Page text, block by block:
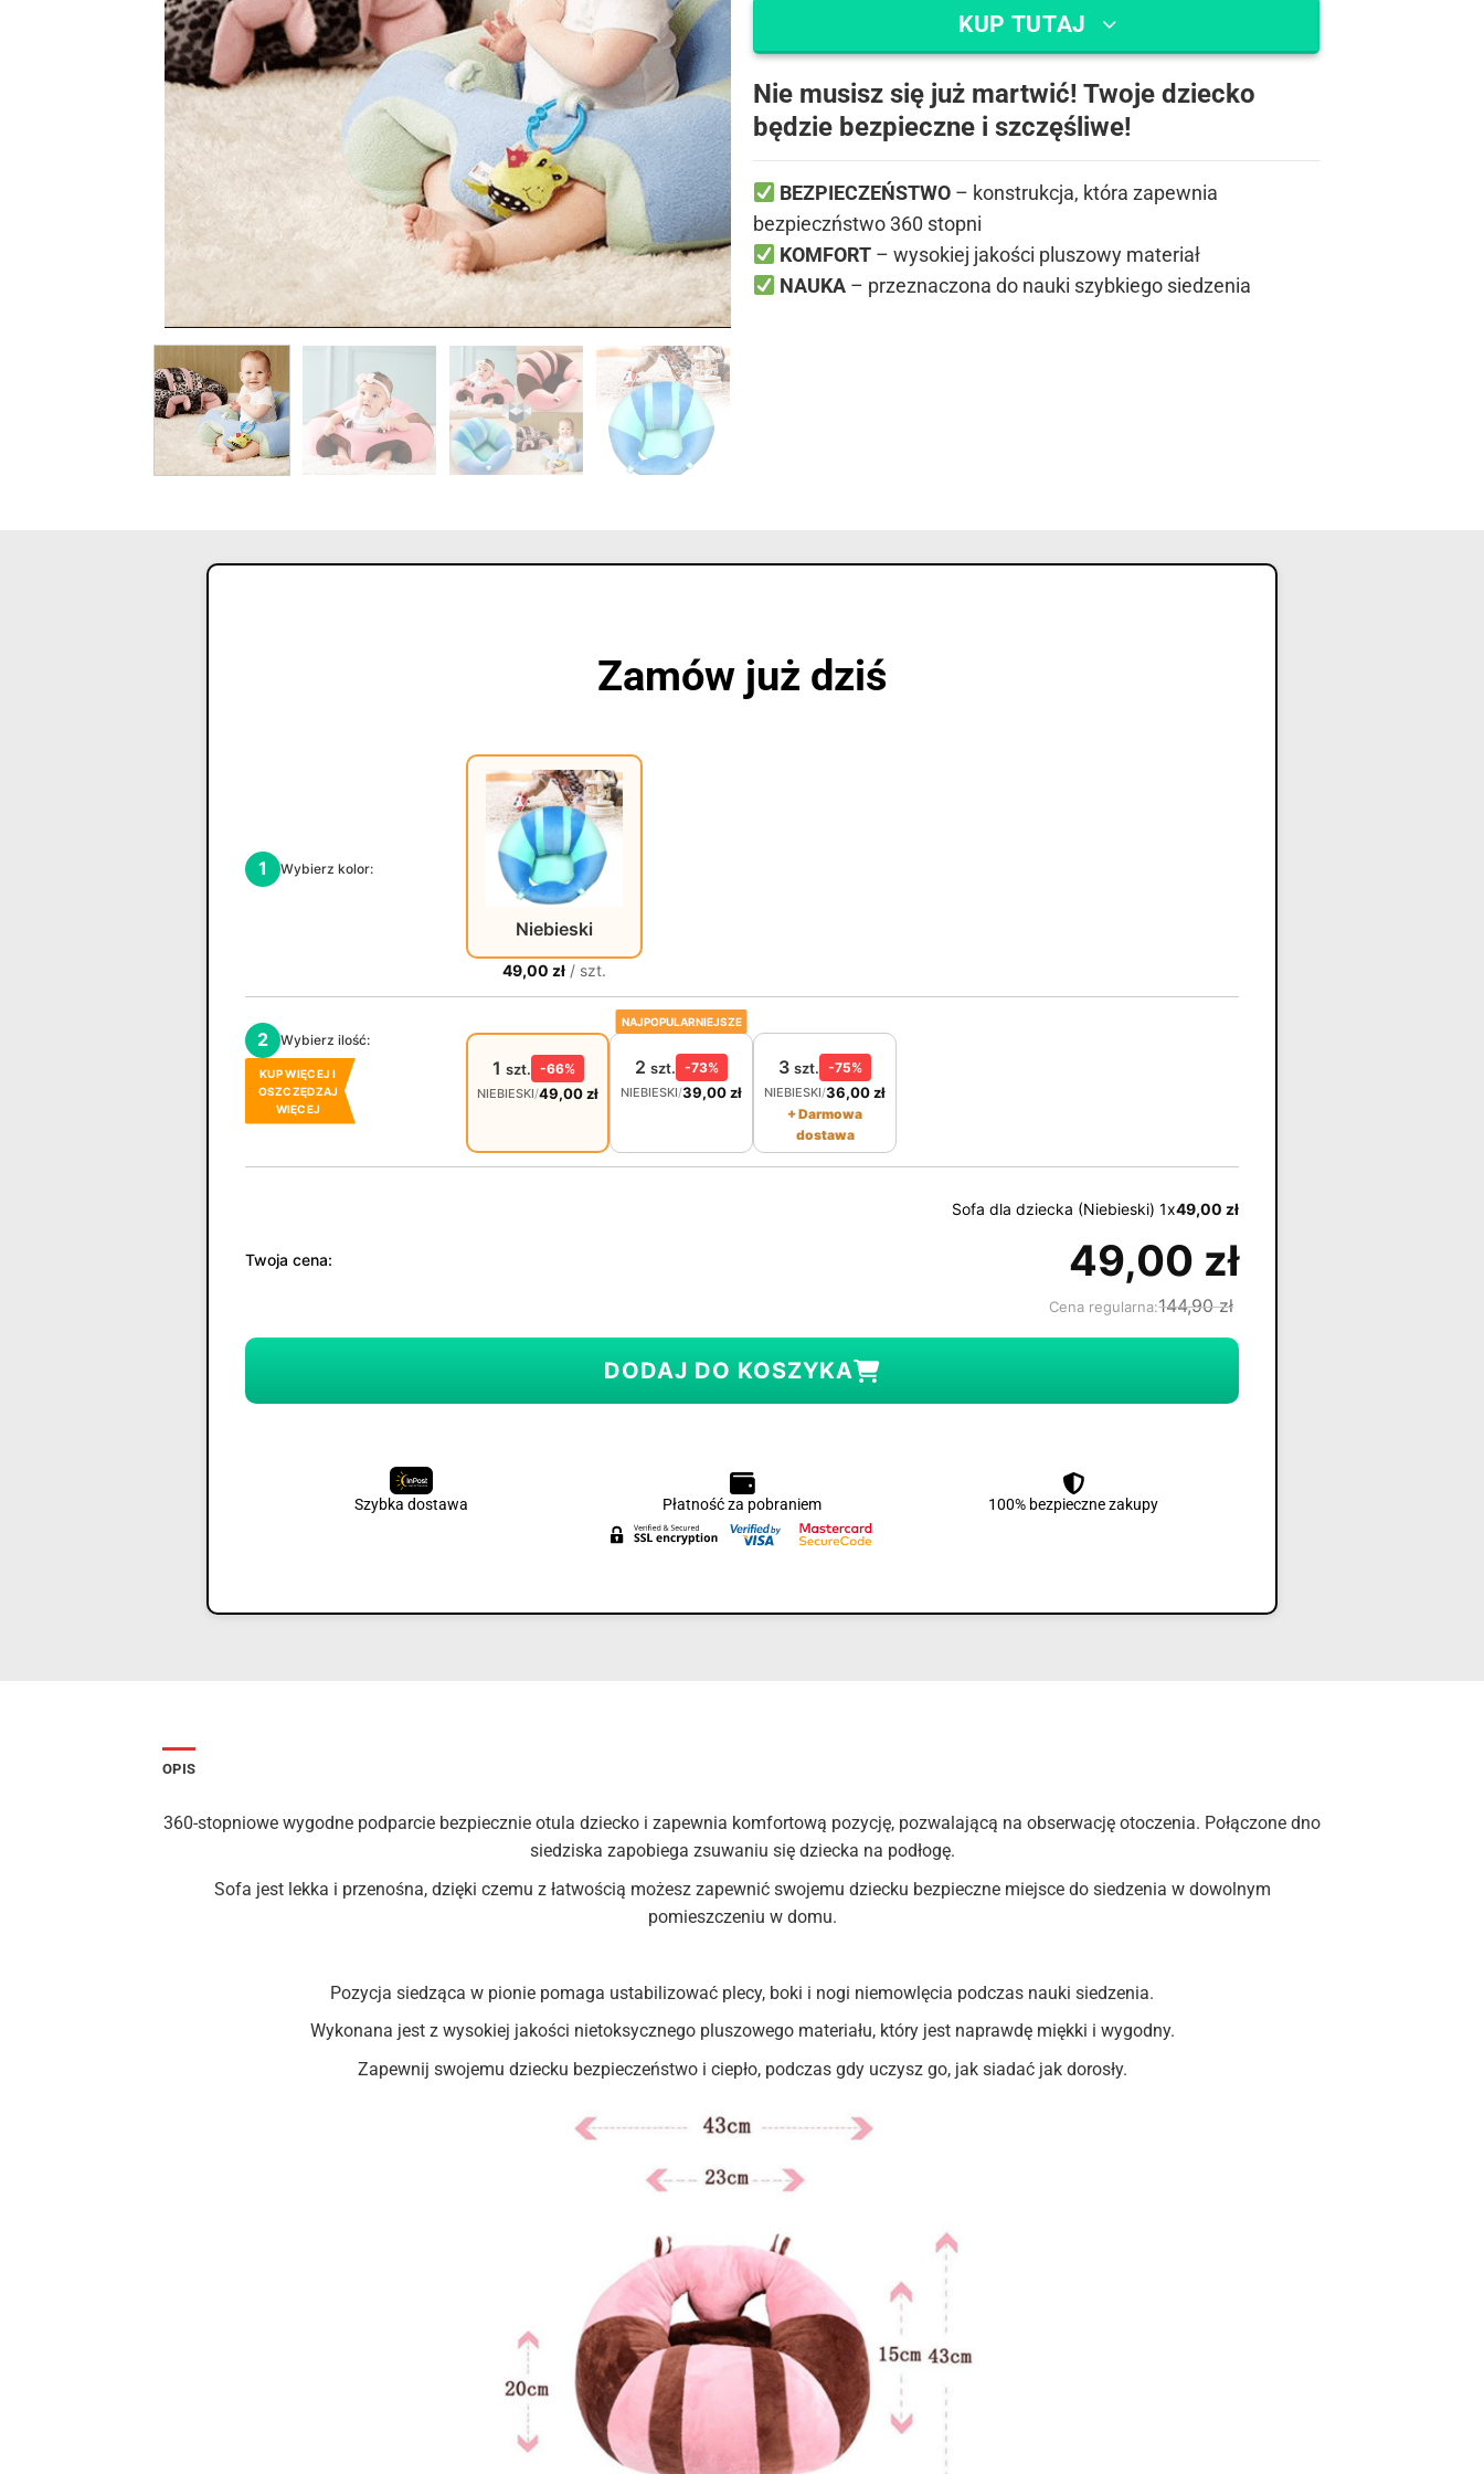
KUP TUTAJ
Nie musisz się już martwić! Twoje dziecko
będzie bezpieczne i szczęśliwe!
BEZPIECZEŃSTWO – konstrukcja, która zapewnia
bezpieczństwo 360 stopni
KOMFORT – wysokiej jakości pluszowy materiał
NAUKA – przeznaczona do nauki szybkiego siedzenia
Zamów już dziś
1 Wybierz kolor:
Niebieski
49,00 zł / szt.
2 Wybierz ilość:
KUP WIĘCEJ I
OSZCZĘDZAJ
WIĘCEJ
1 szt. -66%
NIEBIESKI/49,00zł
NAJPOPULARNIEJSZE
2 szt. -73%
NIEBIESKI/39,00zł
3 szt. -75%
NIEBIESKI/36,00zł
+ Darmowa
dostawa
Sofa dla dziecka (Niebieski) 1x49,00 zł
Twoja cena: 49,00 zł
Cena regularna:144,90zł
DODAJ DO KOSZYKA
Szybka dostawa Płatność za pobraniem 100% bezpieczne zakupy
OPIS
360-stopniowe wygodne podparcie bezpiecznie otula dziecko i zapewnia komfortową pozycję, pozwalającą na obserwację otoczenia. Połączone dno
siedziska zapobiega zsuwaniu się dziecka na podłogę.
Sofa jest lekka i przenośna, dzięki czemu z łatwością możesz zapewnić swojemu dziecku bezpieczne miejsce do siedzenia w dowolnym
pomieszczeniu w domu.
Pozycja siedząca w pionie pomaga ustabilizować plecy, boki i nogi niemowlęcia podczas nauki siedzenia.
Wykonana jest z wysokiej jakości nietoksycznego pluszowego materiału, który jest naprawdę miękki i wygodny.
Zapewnij swojemu dziecku bezpieczeństwo i ciepło, podczas gdy uczysz go, jak siadać jak dorosły.